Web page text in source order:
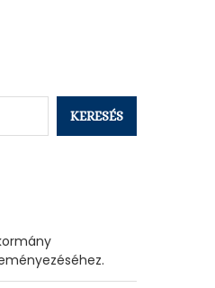
KERESÉS